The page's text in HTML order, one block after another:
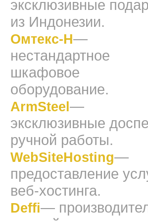
эксклюзивные
из Индонезии.
Омтекс-Н—
нестандартное
шкафовое
оборудование.
ArmSteel —
эксклюзивные
ручной работы.
WebSiteHosting—
предоставление
веб-хостинга.
Deffi—